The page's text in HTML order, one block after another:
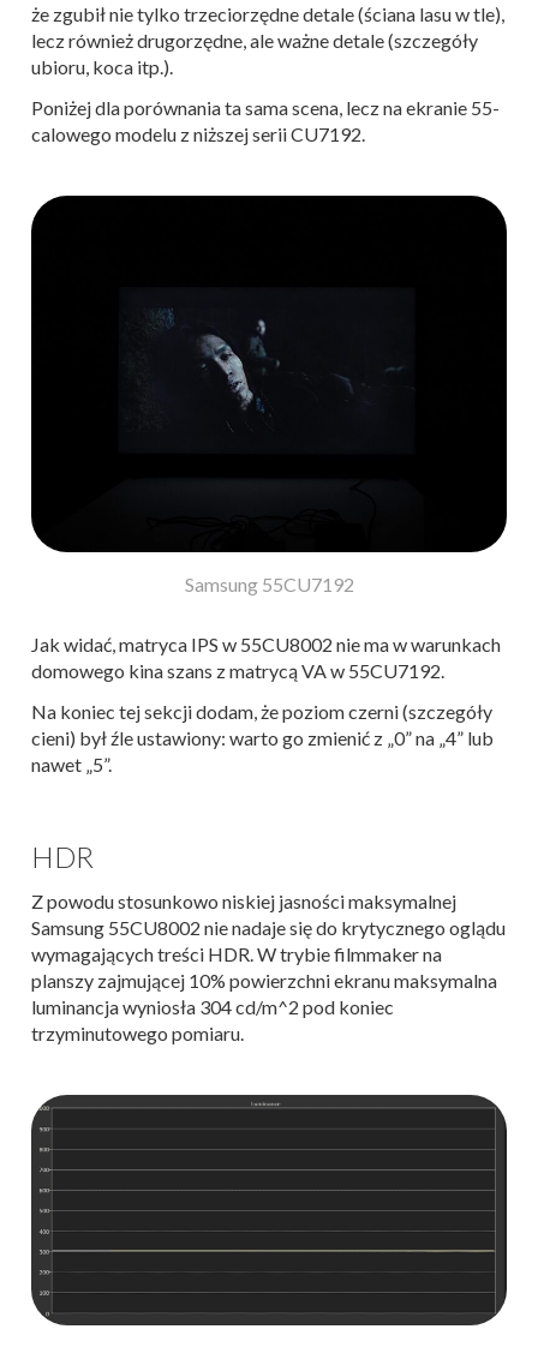
że zgubił nie tylko trzeciorzędne detale (ściana lasu w tle),
lecz również drugorzędne, ale ważne detale (szczegóły
ubioru, koca itp.).
Poniżej dla porównania ta sama scena, lecz na ekranie 55-
calowego modelu z niższej serii CU7192.
Samsung 55CU7192
Jak widać, matryca IPS w 55CU8002 nie ma w warunkach
domowego kina szans z matrycą VA w 55CU7192.
Na koniec tej sekcji dodam, że poziom czerni (szczegóły
cieni) był źle ustawiony: warto go zmienić z „0” na „4” lub
nawet „5”.
HDR
Z powodu stosunkowo niskiej jasności maksymalnej
Samsung 55CU8002 nie nadaje się do krytycznego oglądu
wymagających treści HDR. W trybie filmmaker na
planszy zajmującej 10% powierzchni ekranu maksymalna
luminancja wyniosła 304 cd/m^2 pod koniec
trzyminutowego pomiaru.